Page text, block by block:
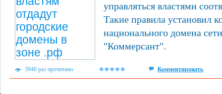
управляться властями
Такие правила установил
национального домена
"Коммерсант".
3940 раз прочитано Комментировать